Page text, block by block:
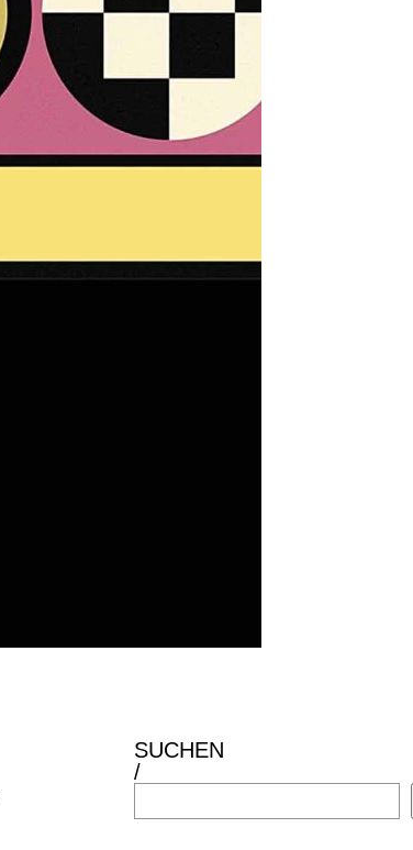
SUCHEN
/